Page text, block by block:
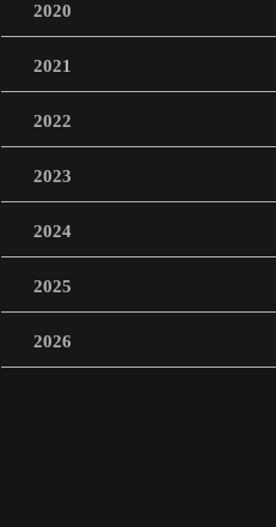
2020
2021
2022
2023
2024
2025
2026